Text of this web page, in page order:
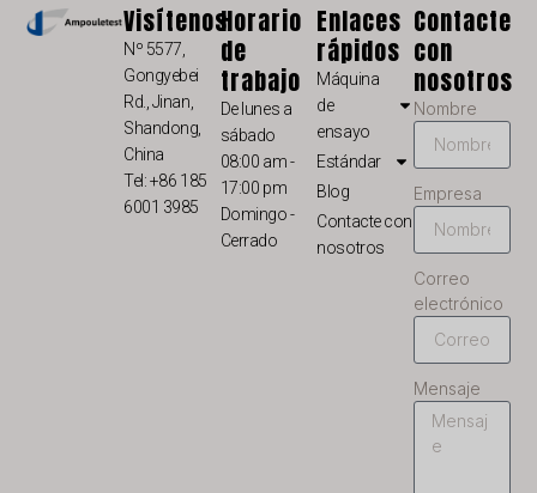
Visítenos
Nº 5577,
Gongyebei
Rd., Jinan,
Shandong,
China
Tel: +86 185
6001 3985
Horario
de
trabajo
De lunes a
sábado
08:00 am -
17:00 pm
Domingo -
Cerrado
Enlaces
rápidos
Máquina
de
ensayo
Estándar
Blog
Contacte con
nosotros
Contacte
con
nosotros
Nombre
Empresa
Correo
electrónico
Mensaje
DA
DE
ET
FI
FR
HU
ID
IT
JA
KO